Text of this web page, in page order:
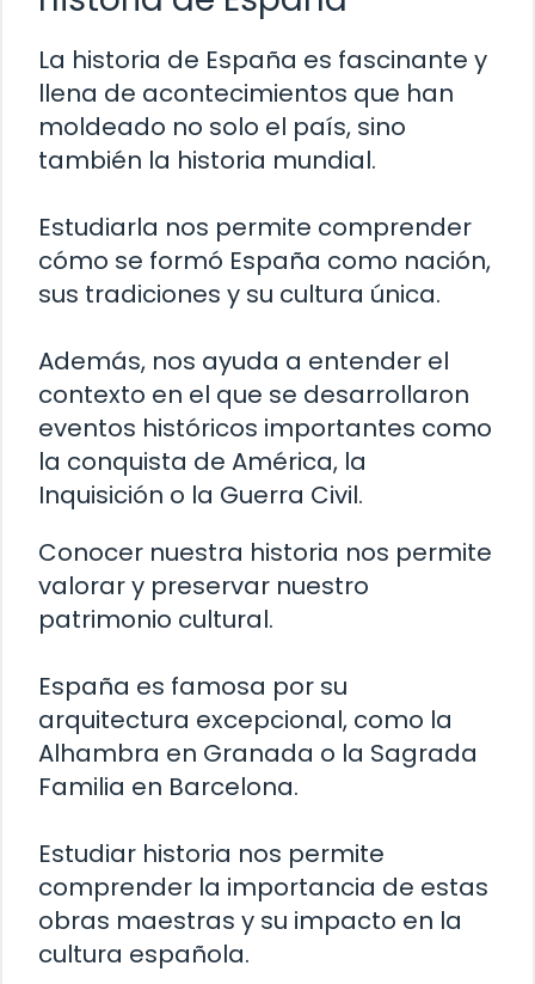
La historia de España es fascinante y
llena de acontecimientos que han
moldeado no solo el país, sino
también la historia mundial.
Estudiarla nos permite comprender
cómo se formó España como nación,
sus tradiciones y su cultura única.
Además, nos ayuda a entender el
contexto en el que se desarrollaron
eventos históricos importantes como
la conquista de América, la
Inquisición o la Guerra Civil.
Conocer nuestra historia nos permite
valorar y preservar nuestro
patrimonio cultural.
España es famosa por su
arquitectura excepcional, como la
Alhambra en Granada o la Sagrada
Familia en Barcelona.
Estudiar historia nos permite
comprender la importancia de estas
obras maestras y su impacto en la
cultura española.